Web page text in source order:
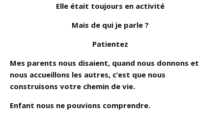
Elle était toujours en activité
Mais de qui je parle ?
Patientez
Mes parents nous disaient, quand nous donnons et
nous accueillons les autres, c’est que nous
construisons votre chemin de vie.
Enfant nous ne pouvions comprendre.